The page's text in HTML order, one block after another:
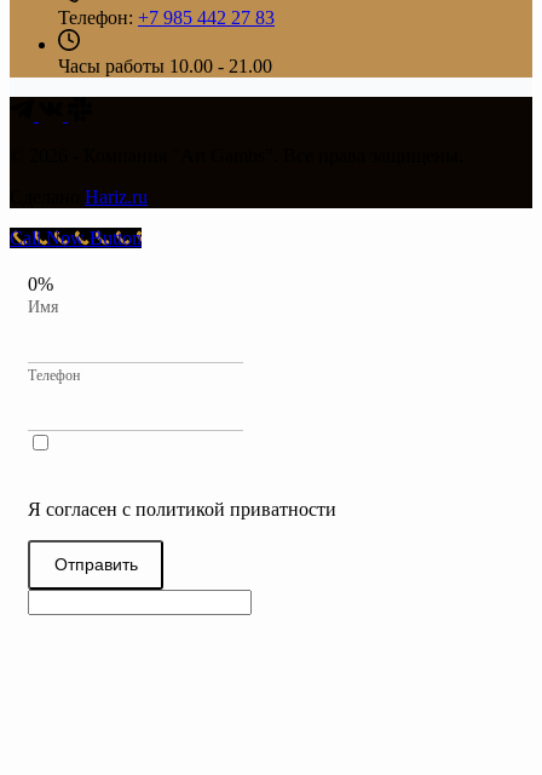
Телефон: +7 985 442 27 83
Часы работы 10.00 - 21.00
Hariz.ru
Call Now Button
0%
Имя
Телефон
Я согласен с политикой приватности
Отправить